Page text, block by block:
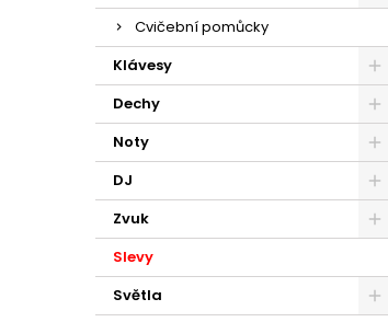
Cvičební pomůcky
Klávesy
Dechy
Noty
DJ
Zvuk
Slevy
Světla